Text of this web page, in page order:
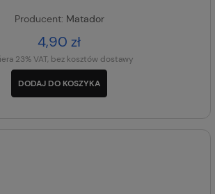
Producent: Matador
4,90 zł
23% VAT, bez kosztów dostawy
DODAJ DO KOSZYKA